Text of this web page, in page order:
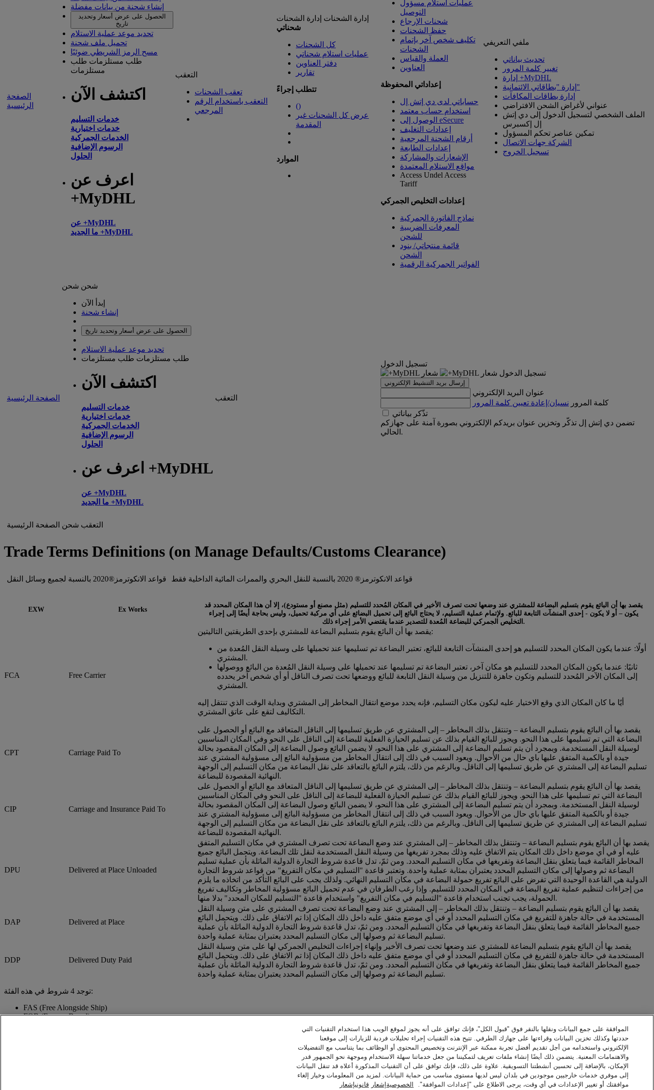
الصفحة
الرئيسية
إنشاء شحنة من بيانات مفضلة
الحصول على عرض أسعار وتحديد
تاريخ
تحديد موعد عملية الاستلام
تحميل ملف شحنة
مسح الرمز الشريطي ضوئيًا
طلب مستلزمات طلب
مستلزمات
اكتشف الآن
خدمات التسليم
خدمات اختيارية
الخدمات الجمركية
الرسوم الإضافية
الحلول
اعرف عن
+MyDHL
عن +MyDHL
ما الجديد +MyDHL
التعقب
تعقب الشحنات
التعقب باستخدام الرقم
المرجعي
إدارة الشحنات إدارة الشحنات
شحناتي
كل الشحنات
عمليات استلام شحناتي
دفتر العناوين
تقارير
تتطلب إجراءً
()
عرض كل الشحنات غير
المقدمة
الموارد
عمليات استلام مسؤول
التوصيل
شحنات الإرجاع
حفظ الشحنات
تكليف شخص آخر بإتمام
الشحنات
العملة والقياس
العناوين
إعداداتي المحفوظة
حساباتي لدى دي إتش إل
استخدام حساب معتمد
الوصول إلى eSecure
إعدادات التغليف
أرقام الشحنة المرجعية
إعدادات الطابعة
الإشعارات والمشاركة
مواقع الاستلام المعتمدة
Access Undel Access
Tariff
إعدادات التخليص الجمركي
نماذج الفاتورة الجمركية
المعرفات الضريبية
للشحن
قائمة منتجاتي/ بنود
الشحن
الفواتير الجمركية الرقمية
ملفي التعريفي
تحديث بياناتي
تغيير كلمة المرور
إدارة +MyDHL
إدارة "بطاقاتي الائتمانية"
إدارة بطاقات المكافآت
عنواني لأغراض الشحن الافتراضي
الملف الشخصي لتسجيل الدخول إلى دي إتش
إل إكسبرس
تمكين عناصر تحكم المسؤول
الشركة جهات الاتصال
تسجيل الخروج
الصفحة الرئيسية
شحن شحن
إبدأ الآن
إنشاء شحنة
الحصول على عرض أسعار وتحديد تاريخ
تحديد موعد عملية الاستلام
طلب مستلزمات طلب مستلزمات
اكتشف الآن
خدمات التسليم
خدمات اختيارية
الخدمات الجمركية
الرسوم الإضافية
الحلول
اعرف عن +MyDHL
عن +MyDHL
ما الجديد +MyDHL
التعقب
تسجيل الدخول
تسجيل الدخول
إرسال بريد التنشيط الإلكتروني
عنوان البريد الإلكتروني
كلمة المرور نسيان/إعادة تعيين كلمة المرور
تذّكر بياناتي
تضمن دي إتش إل تذكّر وتخزين عنوان بريدكم الإلكتروني بصورة آمنة على جهازكم
الحالي.
الصفحة الرئيسية شحن التعقب
Trade Terms Definitions (on Manage Defaults/Customs Clearance)
قواعد الانكوترمز®2020 بالنسبة لجميع وسائل النقل قواعد الانكوترمز® 2020 بالنسبة للنقل البحري والممرات المائية الداخلية فقط
EXW Ex Works
يقصد بها أن البائع يقوم بتسليم البضاعة للمشتري عند وضعها تحت تصرف الأخير في المكان المُحدد للتسليم (مثل مصنع أو مستودع)، إلا أن هذا المكان المحدد قد
يكون – أو لا يكون - إحدى المنشآت التابعة للبائع. ولإتمام عملية التسليم، لا يحتاج البائع إلى تحميل البضائع على أي مركبة تحميل، وليس بحاجة أيضًا إلى إجراء
التخليص الجمركي للبضاعة المُعدة للتصدير عندما يقتضي الأمر إجراء ذلك.
FCA Free Carrier
يقصد بها أن البائع يقوم بتسليم البضاعة للمشتري بإحدى الطريقتين التاليتين:
أولًا: عندما يكون المكان المحدد للتسليم هو إحدى المنشآت التابعة للبائع، تعتبر البضاعة تم تسليمها عند تحميلها على وسيلة النقل المُعدة من
المشتري.
ثانيًا: عندما يكون المكان المحدد للتسليم هو مكان آخر، تعتبر البضاعة تم تسليمها عند تحميلها على وسيلة النقل المُعدة من البائع ووصولها
إلى المكان الآخر المُحدد للتسليم وتكون جاهزة للتنزيل من وسيلة النقل التابعة للبائع ووضعها تحت تصرف الناقل أو أي شخص آخر يحدده
المشتري.
أيًا ما كان المكان الذي وقع الاختيار عليه ليكون مكان التسليم، فإنه يحدد موضع انتقال المخاطر إلى المشتري وبداية الوقت الذي تنتقل إليه
التكاليف لتقع على عاتق المشتري.
CPT Carriage Paid To
يقصد بها أن البائع يقوم بتسليم البضاعة – وتنتقل بذلك المخاطر – إلى المشتري عن طريق تسليمها إلى الناقل المتعاقد مع البائع أو الحصول على
البضاعة التي تم تسليمها على هذا النحو. ويجوز للبائع القيام بذلك عن تسليم الحيازة الفعلية للبضاعة إلى الناقل على النحو وفي المكان المناسبين
لوسيلة النقل المستخدمة. وبمجرد أن يتم تسليم البضاعة إلى المشتري على هذا النحو، لا يضمن البائع وصول البضاعة إلى المكان المقصود بحالة
جيدة أو بالكمية المتفق عليها باي حال من الأحوال. ويعود السبب في ذلك إلى انتقال المخاطر من مسؤولية البائع إلى مسؤولية المشتري عند
تسليم البضاعة إلى المشتري عن طريق تسليمها إلى الناقل. وبالرغم من ذلك، يلتزم البائع بالتعاقد على نقل البضاعة من مكان التسليم إلى الوجهة
النهائية المقصودة للبضاعة.
CIP Carriage and Insurance Paid To
يقصد بها أن البائع يقوم بتسليم البضاعة – وتنتقل بذلك المخاطر – إلى المشتري عن طريق تسليمها إلى الناقل المتعاقد مع البائع أو الحصول على
البضاعة التي تم تسليمها على هذا النحو. ويجوز للبائع القيام بذلك عن تسليم الحيازة الفعلية للبضاعة إلى الناقل على النحو وفي المكان المناسبين
لوسيلة النقل المستخدمة. وبمجرد أن يتم تسليم البضاعة إلى المشتري على هذا النحو، لا يضمن البائع وصول البضاعة إلى المكان المقصود بحالة
جيدة أو بالكمية المتفق عليها باي حال من الأحوال. ويعود السبب في ذلك إلى انتقال المخاطر من مسؤولية البائع إلى مسؤولية المشتري عند
تسليم البضاعة إلى المشتري عن طريق تسليمها إلى الناقل. وبالرغم من ذلك، يلتزم البائع بالتعاقد على نقل البضاعة من مكان التسليم إلى الوجهة
النهائية المقصودة للبضاعة.
DPU Delivered at Place Unloaded
يقصد بها أن البائع يقوم بتسليم البضاعة – وتنتقل بذلك المخاطر – إلى المشتري عند وضع البضاعة تحت تصرف المشتري في مكان التسليم المتفق
عليه أو في أي موضع داخل ذلك المكان يتم الاتفاق عليه وذلك بمجرد تفريغها من وسيلة النقل المستخدمة لنقل تلك البضاعة. ويتحمل البائع جميع
المخاطر القائمة فيما يتعلق بنقل البضاعة وتفريغها في مكان التسليم المحدد. ومن ثمّ، تدل قاعدة شروط التجارة الدولية الماثلة بأن عملية تسليم
البضاعة ثم وصولها إلى مكان التسليم المحدد يعتبران بمثابة عملية واحدة. وتعتبر قاعدة "التسليم في مكان التفريغ" من قواعد شروط التجارة
الدولية هي القاعدة الوحيدة التي تفرض على البائع تفريغ حمولة البضاعة في مكان التسليم النهائي. ولذلك يجب على البائع التأكد من اتخاذه ما يلزم
من إجراءات لتنظيم عملية تفريغ البضاعة في المكان المحدد للتسليم. وإذا رغب الطرفان في عدم تحميل البائع مسؤولية المخاطر وتكاليف تفريغ
الحمولة، يجب تجنب استخدام قاعدة "التسليم في مكان التفريغ" واستخدام قاعدة "التسليم للمكان المحدد" بدلا منها.
DAP Delivered at Place
يقصد بها أن البائع يقوم بتسليم البضاعة – وتنتقل بذلك المخاطر – إلى المشتري عند وضع البضاعة تحت تصرف المشتري على متن وسيلة النقل
المستخدمة في حالة جاهزة للتفريغ في مكان التسليم المحدد أو في أي موضع متفق عليه داخل ذلك المكان إذا تم الاتفاق على ذلك. ويتحمل البائع
جميع المخاطر القائمة فيما يتعلق بنقل البضاعة وتفريغها في مكان التسليم المحدد. ومن ثمّ، تدل قاعدة شروط التجارة الدولية الماثلة بأن عملية
تسليم البضاعة ثم وصولها إلى مكان التسليم المحدد يعتبران بمثابة عملية واحدة.
DDP Delivered Duty Paid
يقصد بها أن البائع يقوم بتسليم البضاعة للمشتري عند وضعها تحت تصرف الأخير وإنهاء إجراءات التخليص الجمركي لها على متن وسيلة النقل
المستخدمة في حالة جاهزة للتفريغ في مكان التسليم المحدد أو في أي موضع متفق عليه داخل ذلك المكان إذا تم الاتفاق على ذلك. ويتحمل البائع
جميع المخاطر القائمة فيما يتعلق بنقل البضاعة وتفريغها في مكان التسليم المحدد. ومن ثمّ، تدل قاعدة شروط التجارة الدولية الماثلة بأن عملية
تسليم البضاعة ثم وصولها إلى مكان التسليم المحدد يعتبران بمثابة عملية واحدة.
توجد 4 شروط في هذه الفئة:
FAS (Free Alongside Ship)
FOB (Free on Board)
تم إدراج هذه الشروط لإحاطتك علماً بها فقط؛ حيث إنها ليست ضرورية عند إرسال الشحنات مع دي إتش إل إكسبرس.
الموافقة على جمع البيانات ونقلها بالنقر فوق "قبول الكل"، فإنك توافق على أنه يجوز لموقع الويب هذا استخدام التقنيات التي
حددتها وكذلك تخزين البيانات وقراءتها على جهازك الطرفي. تتيح هذه التقنيات إجراء تحليلات فردية للزيارات إلى موقعنا
الإلكتروني واستخدامه من أجل تقديم أفضل تجربة ممكنة عبر الإنترنت وتخصيص المحتوى أو الوظائف بما يتناسب مع التفضيلات
والاهتمامات المعنية. يتضمن ذلك أيضًا إنشاء ملفات تعريف لتمكيننا من جعل خدماتنا سهلة الاستخدام وموجهة نحو الجمهور قدر
الإمكان، بالإضافة إلى تحسين أنشطتنا التسويقية. علاوة على ذلك، فإنك توافق على أن التقنيات المذكورة أعلاه قد تنقل البيانات
إلى موفري خدمات خارجيين موجودين في بلدان ليس لديها مستوى مناسب من حماية البيانات. لمزيد من المعلومات وخيار إلغاء
موافقتك أو تغيير الإعدادات في أي وقت، يرجى الاطلاع على "إعدادات الموافقة".
الخصوصيةإشعار قانونيإشعار